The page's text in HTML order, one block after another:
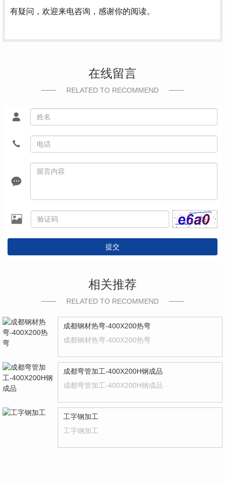
有疑问，欢迎来电咨询，感谢你的阅读。
在线留言
RELATED TO RECOMMEND
提交
相关推荐
RELATED TO RECOMMEND
成都钢材热弯-400X200热弯
成都钢材热弯-400X200热弯
成都弯管加工-400X200H钢成品
成都弯管加工-400X200H钢成品
工字钢加工
工字钢加工